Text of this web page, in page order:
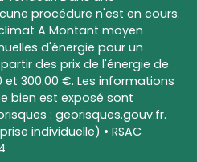
procédure n'est en cours.
A Montant moyen
d'énergie pour un
des prix de l'énergie de
et 300.00 €. Les informations
bien est exposé sont
: georisques.gouv.fr.
individuelle) • RSAC